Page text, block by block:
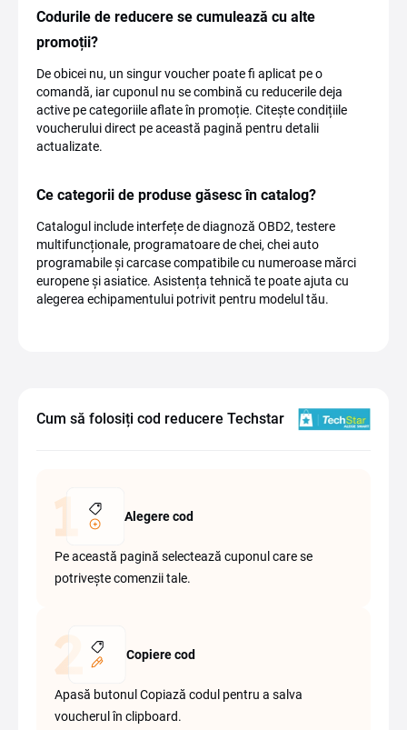
Codurile de reducere se cumulează cu alte
promoții?
De obicei nu, un singur voucher poate fi aplicat pe o
comandă, iar cuponul nu se combină cu reducerile deja
active pe categoriile aflate în promoție. Citește condițiile
voucherului direct pe această pagină pentru detalii
actualizate.
Ce categorii de produse găsesc în catalog?
Catalogul include interfețe de diagnoză OBD2, testere
multifuncționale, programatoare de chei, chei auto
programabile și carcase compatibile cu numeroase mărci
europene și asiatice. Asistența tehnică te poate ajuta cu
alegerea echipamentului potrivit pentru modelul tău.
Cum să folosiți cod reducere Techstar
Alegere cod
Pe această pagină selectează cuponul care se
potrivește comenzii tale.
Copiere cod
Apasă butonul Copiază codul pentru a salva
voucherul în clipboard.